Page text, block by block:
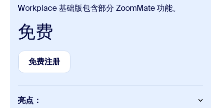
Workplace 基础版包含部分 ZoomMate 功能。
免费
免费注册
免费注册
亮点：